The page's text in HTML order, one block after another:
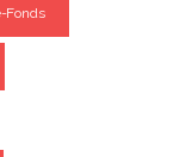
Fonds